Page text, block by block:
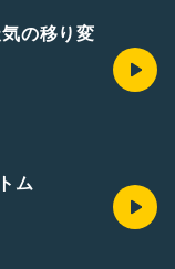
の移り変
ム